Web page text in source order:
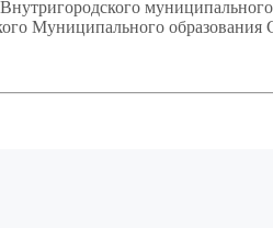
Муниципального образования